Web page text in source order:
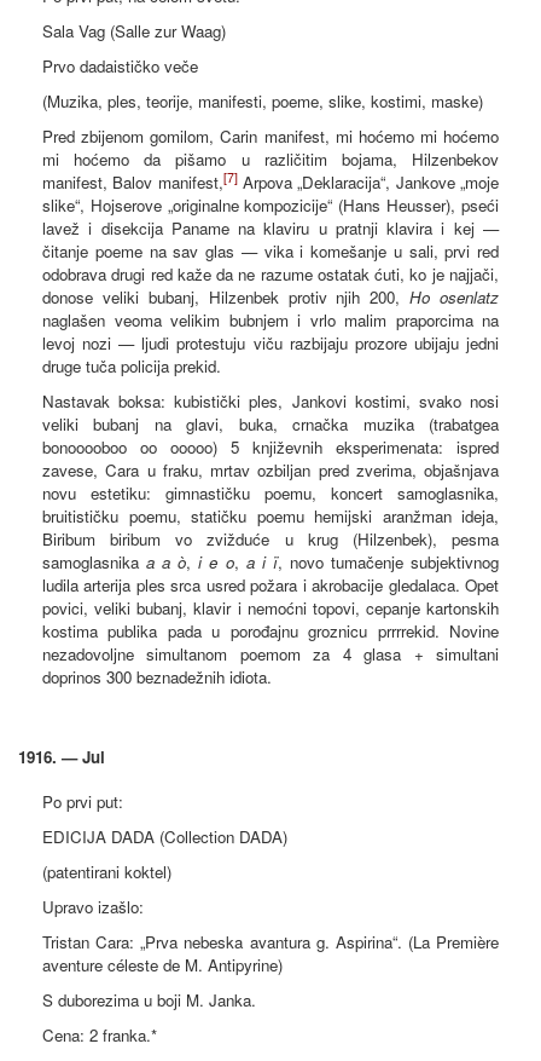
Sala Vag (Salle zur Waag)
Prvo dadaističko veče
(Muzika, ples, teorije, manifesti, poeme, slike, kostimi, maske)
Pred zbijenom gomilom, Carin manifest, mi hoćemo mi hoćemo
mi hoćemo da pišamo u različitim bojama, Hilzenbekov
manifest, Balov manifest,[7]Arpova „Deklaracija“, Jankove „moje
slike“, Hojserove „originalne kompozicije“ (Hans Heusser), pseći
lavež i disekcija Paname na klaviru u pratnji klavira i kej —
čitanje poeme na sav glas — vika i komešanje u sali, prvi red
odobrava drugi red kaže da ne razume ostatak ćuti, ko je najjači,
donose veliki bubanj, Hilzenbek protiv njih 200,Ho osenlatz
naglašen veoma velikim bubnjem i vrlo malim praporcima na
levoj nozi — ljudi protestuju viču razbijaju prozore ubijaju jedni
druge tuča policija prekid.
Nastavak boksa: kubistički ples, Jankovi kostimi, svako nosi
veliki bubanj na glavi, buka, crnačka muzika (trabatgea
bonooooboo oo ooooo) 5 književnih eksperimenata: ispred
zavese, Cara u fraku, mrtav ozbiljan pred zverima, objašnjava
novu estetiku: gimnastičku poemu, koncert samoglasnika,
bruitističku poemu, statičku poemu hemijski aranžman ideja,
Biribum biribum vo zvižduće u krug (Hilzenbek), pesma
samoglasnikaa a ò,i e o, a i ï, novo tumačenje subjektivnog
ludila arterija ples srca usred požara i akrobacije gledalaca. Opet
povici, veliki bubanj, klavir i nemoćni topovi, cepanje kartonskih
kostima publika pada u porođajnu groznicu prrrrekid. Novine
nezadovoljne simultanom poemom za 4 glasa + simultani
doprinos 300 beznadežnih idiota.
1916. — Jul
Po prvi put:
EDICIJA DADA (Collection DADA)
(patentirani koktel)
Upravo izašlo:
Tristan Cara: „Prva nebeska avantura g. Aspirina“. (La Première
aventure céleste de M. Antipyrine)
S duborezima u boji M. Janka.
Cena: 2 franka.*